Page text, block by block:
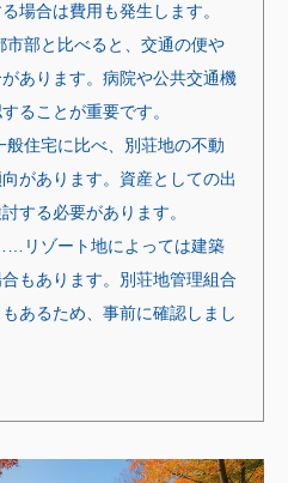
場合は費用も発生します。
部と比べると、交通の便や
あります。病院や公共交通機
ることが重要です。
住宅に比べ、別荘地の不動
があります。資産としての出
する必要があります。
リゾート地によっては建築
もあります。別荘地管理組合
あるため、事前に確認しまし